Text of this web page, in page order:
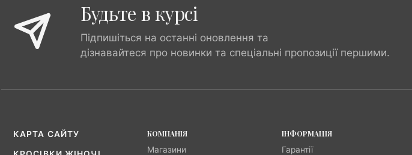
Будьте в курсі
Підпишіться на останні оновлення та
дізнавайтеся про новинки та спеціальні пропозиції першими.
КАРТА САЙТУ
КОМПАНІЯ
Магазини
ІНФОРМАЦІЯ
Гарантії